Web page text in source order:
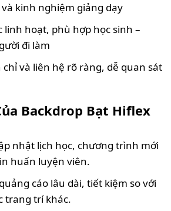
kinh nghiệm giảng dạy
linh hoạt, phù hợp học sinh –
đi làm
chỉ và liên hệ rõ ràng, dễ quan sát
Backdrop Bạt Hiflex
nhật lịch học, chương trình mới
huấn luyện viên.
cáo lâu dài, tiết kiệm so với
trang trí khác.